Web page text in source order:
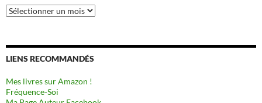
Archives
LIENS RECOMMANDÉS
Mes livres sur Amazon !
Fréquence-Soi